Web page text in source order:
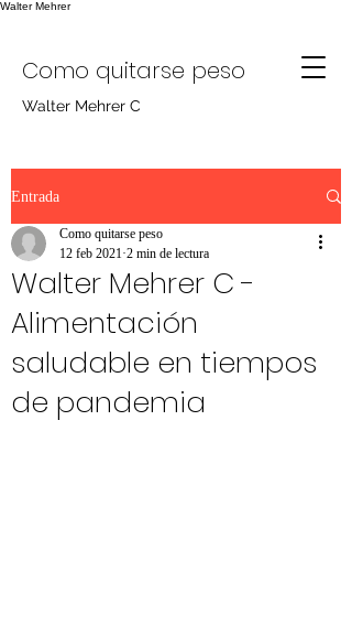
Walter Mehrer
Como quitarse peso
Walter Mehrer C
Entrada
Walter Mehrer C -
Alimentación
saludable en tiempos
de pandemia
Como quitarse peso
12 feb 2021 2 min de lectura